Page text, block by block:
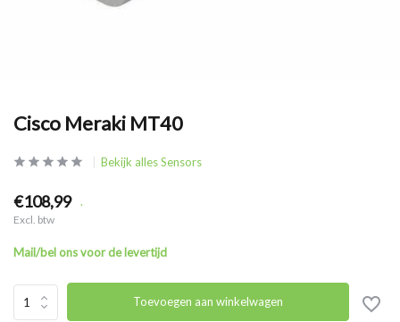
Cisco Meraki MT40
Bekijk alles Sensors
€108,99 .
Excl. btw
Mail/bel ons voor de levertijd
Toevoegen aan winkelwagen